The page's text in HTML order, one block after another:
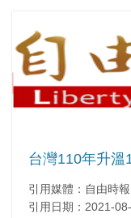
台灣110年升溫
引用媒體：自由時報
引用日期：2021-